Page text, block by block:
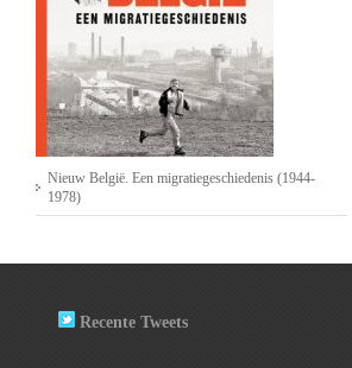
Nieuw België. Een migratiegeschiedenis (1944-
1978)
Recente Tweets